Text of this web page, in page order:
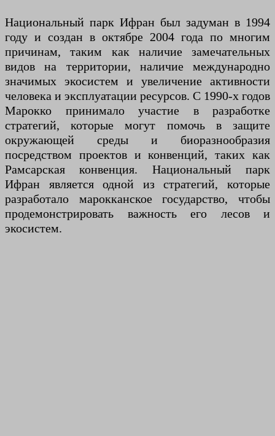
Национальный парк Ифран был задуман в 1994
году и создан в октябре 2004 года по многим
причинам, таким как наличие замечательных
видов на территории, наличие международно
значимых экосистем и увеличение активности
человека и эксплуатации ресурсов. С 1990-х годов
Марокко принимало участие в разработке
стратегий, которые могут помочь в защите
окружающей среды и биоразнообразия
посредством проектов и конвенций, таких как
Рамсарская конвенция. Национальный парк
Ифран является одной из стратегий, которые
разработало марокканское государство, чтобы
продемонстрировать важность его лесов и
экосистем.